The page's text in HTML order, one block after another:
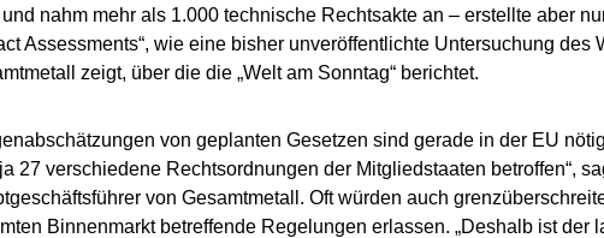
nahm mehr als 1.000 technische Rechtsakte an – erstellte aber
Assessments“, wie eine bisher unveröffentlichte Untersuchung des
zeigt, über die die „Welt am Sonntag“ berichtet.
von geplanten Gesetzen sind gerade in der EU
27 verschiedene Rechtsordnungen der Mitgliedstaaten betroffen“,
von Gesamtmetall. Oft würden auch
Binnenmarkt betreffende Regelungen erlassen. „Deshalb ist der